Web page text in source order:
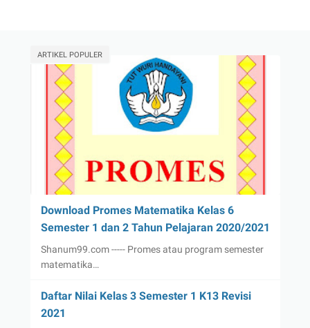
ARTIKEL POPULER
Download Promes Matematika Kelas 6
Semester 1 dan 2 Tahun Pelajaran 2020/2021
Shanum99.com ----- Promes atau program semester
matematika…
Daftar Nilai Kelas 3 Semester 1 K13 Revisi
2021